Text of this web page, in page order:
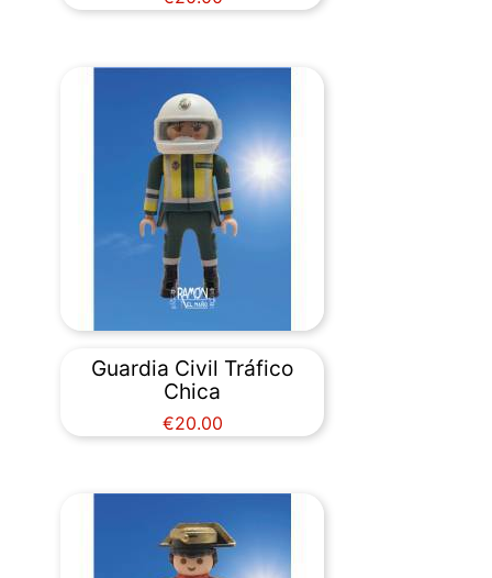
Guardia Civil Tráfico
Chica
Price
€20.00